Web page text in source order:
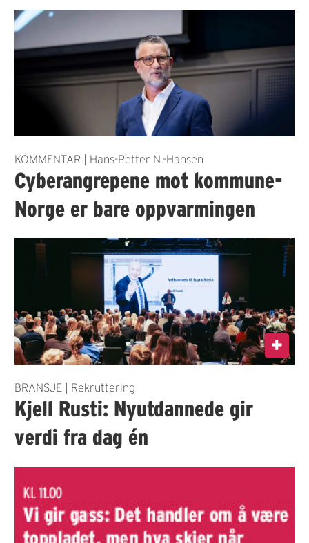
KOMMENTAR | Hans-Petter N.-Hansen
Cyberangrepene mot kommune-
Norge er bare oppvarmingen
BRANSJE | Rekruttering
Kjell Rusti: Nyutdannede gir
verdi fra dag én